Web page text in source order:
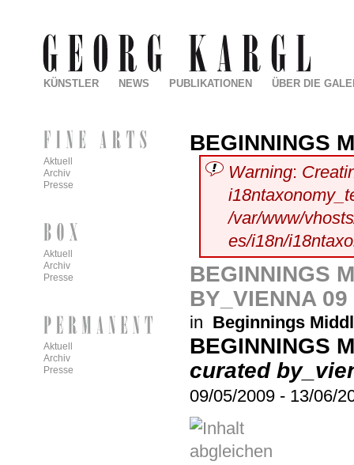
BEGINNINGS
Warning:
/var/www/
es/i18n/
BEGINNINGS
BY_VIENNA 09
in Beginnings
BEGINNINGS
curated
09/05/2009 - 13/06/
KÜNSTLER NEWS PUBLIKATIONEN ÜBER DIE
Aktuell
Archiv
Presse
Aktuell
Archiv
Presse
Aktuell
Archiv
Presse